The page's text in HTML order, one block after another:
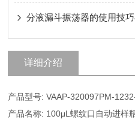
分液漏斗振荡器的使用技
详细介绍
产品型号: VAAP-320097PM-
产品名称: 100μL螺纹口自动进样